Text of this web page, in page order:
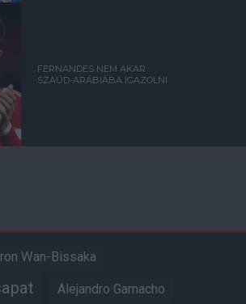
FERNANDES NEM AKAR
SZAÚD-ARÁBIÁBA IGAZOLNI
Wan-Bissaka
Alejandro Garnacho